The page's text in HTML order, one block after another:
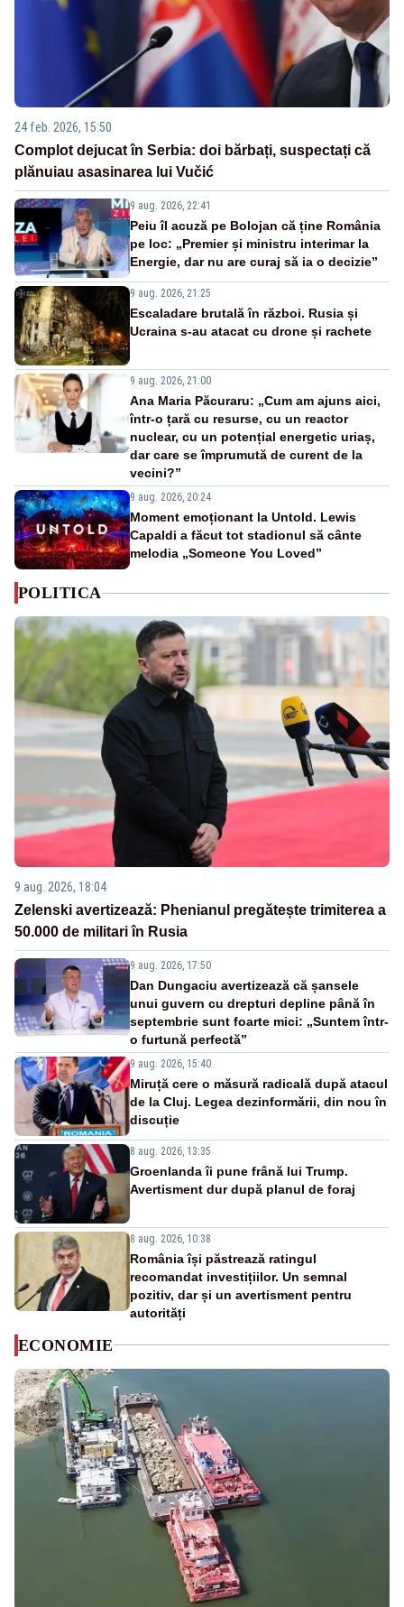
24 feb. 2026, 15:50
Complot dejucat în Serbia: doi bărbați, suspectați că
plănuiau asasinarea lui Vučić
9 aug. 2026, 22:41
Peiu îl acuză pe Bolojan că ține România
pe loc: „Premier și ministru interimar la
Energie, dar nu are curaj să ia o decizie”
9 aug. 2026, 21:25
Escaladare brutală în război. Rusia și
Ucraina s-au atacat cu drone și rachete
9 aug. 2026, 21:00
Ana Maria Păcuraru: „Cum am ajuns aici,
într-o țară cu resurse, cu un reactor
nuclear, cu un potențial energetic uriaș,
dar care se împrumută de curent de la
vecini?”
9 aug. 2026, 20:24
Moment emoționant la Untold. Lewis
Capaldi a făcut tot stadionul să cânte
melodia „Someone You Loved”
POLITICA
9 aug. 2026, 18:04
Zelenski avertizează: Phenianul pregătește trimiterea a
50.000 de militari în Rusia
9 aug. 2026, 17:50
Dan Dungaciu avertizează că șansele
unui guvern cu drepturi depline până în
septembrie sunt foarte mici: „Suntem într-
o furtună perfectă”
9 aug. 2026, 15:40
Miruță cere o măsură radicală după atacul
de la Cluj. Legea dezinformării, din nou în
discuție
8 aug. 2026, 13:35
Groenlanda îi pune frână lui Trump.
Avertisment dur după planul de foraj
8 aug. 2026, 10:38
România își păstrează ratingul
recomandat investițiilor. Un semnal
pozitiv, dar și un avertisment pentru
autorități
ECONOMIE